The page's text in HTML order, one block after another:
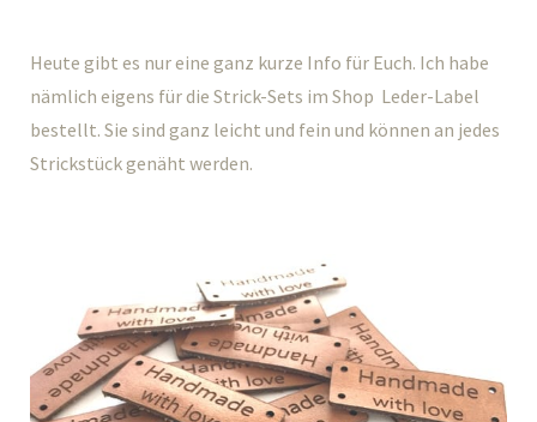
Heute gibt es nur eine ganz kurze Info für Euch. Ich habe
nämlich eigens für die Strick-Sets im Shop Leder-Label
bestellt. Sie sind ganz leicht und fein und können an jedes
Strickstück genäht werden.